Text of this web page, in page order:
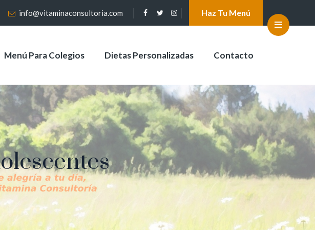
info@vitaminaconsultoria.com Haz Tu Menú
Menú Para Colegios Dietas Personalizadas Contacto